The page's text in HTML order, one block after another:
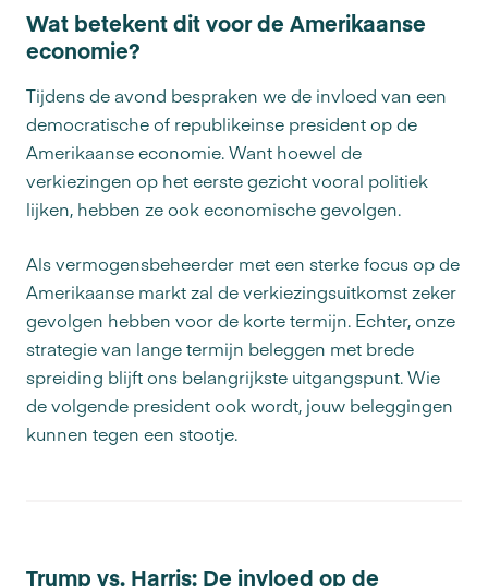
Wat betekent dit voor de Amerikaanse
economie?
Tijdens de avond bespraken we de invloed van een
democratische of republikeinse president op de
Amerikaanse economie. Want hoewel de
verkiezingen op het eerste gezicht vooral politiek
lijken, hebben ze ook economische gevolgen.
Als vermogensbeheerder met een sterke focus op de
Amerikaanse markt zal de verkiezingsuitkomst zeker
gevolgen hebben voor de korte termijn. Echter, onze
strategie van lange termijn beleggen met brede
spreiding blijft ons belangrijkste uitgangspunt. Wie
de volgende president ook wordt, jouw beleggingen
kunnen tegen een stootje.
Trump vs. Harris: De invloed op de